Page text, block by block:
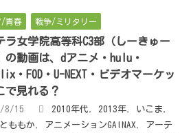
/青春 戦争/ミリタリー
ラ女学院高等科C3部（しーきゅー
の動画は、dアニメ・hulu・
・FOD・U-NEXT・ビデオマーケッ
で見れる？
8/15 2010年代, 2013年, いこま,
ももか, アニメーションGAINAX, アーテ